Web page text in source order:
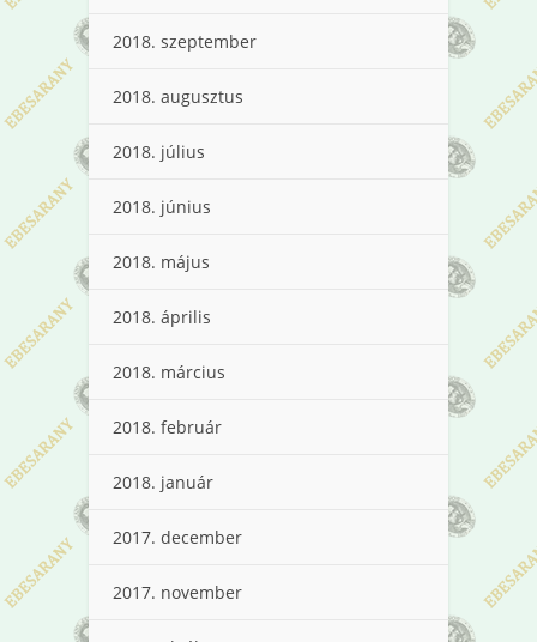
2018. szeptember
2018. augusztus
2018. július
2018. június
2018. május
2018. április
2018. március
2018. február
2018. január
2017. december
2017. november